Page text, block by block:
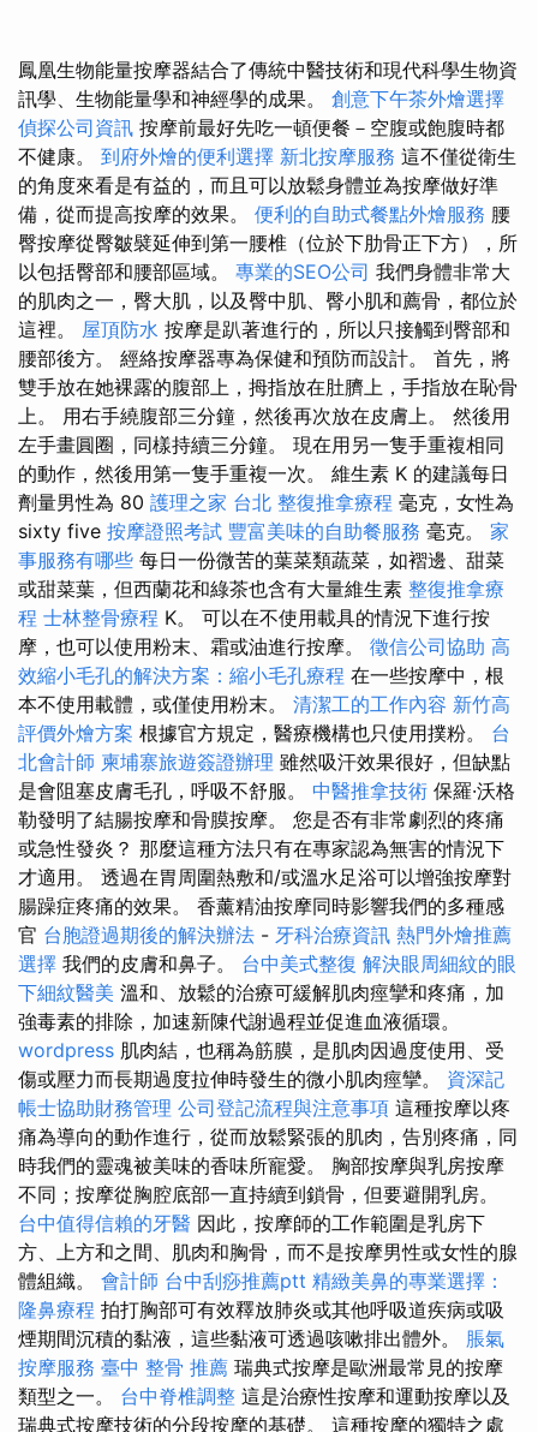
鳳凰生物能量按摩器結合了傳統中醫技術和現代科學生物資
訊學、生物能量學和神經學的成果。 創意下午茶外燴選擇
偵探公司資訊 按摩前最好先吃一頓便餐－空腹或飽腹時都
不健康。 到府外燴的便利選擇 新北按摩服務 這不僅從衛生
的角度來看是有益的，而且可以放鬆身體並為按摩做好準
備，從而提高按摩的效果。 便利的自助式餐點外燴服務 腰
臀按摩從臀皺襞延伸到第一腰椎（位於下肋骨正下方），所
以包括臀部和腰部區域。 專業的SEO公司 我們身體非常大
的肌肉之一，臀大肌，以及臀中肌、臀小肌和薦骨，都位於
這裡。 屋頂防水 按摩是趴著進行的，所以只接觸到臀部和
腰部後方。 經絡按摩器專為保健和預防而設計。 首先，將
雙手放在她裸露的腹部上，拇指放在肚臍上，手指放在恥骨
上。 用右手繞腹部三分鐘，然後再次放在皮膚上。 然後用
左手畫圓圈，同樣持續三分鐘。 現在用另一隻手重複相同
的動作，然後用第一隻手重複一次。 維生素 K 的建議每日
劑量男性為 80 護理之家 台北 整復推拿療程 毫克，女性為
sixty five 按摩證照考試 豐富美味的自助餐服務 毫克。 家
事服務有哪些 每日一份微苦的葉菜類蔬菜，如褶邊、甜菜
或甜菜葉，但西蘭花和綠茶也含有大量維生素 整復推拿療
程 士林整骨療程 K。 可以在不使用載具的情況下進行按
摩，也可以使用粉末、霜或油進行按摩。 徵信公司協助 高
效縮小毛孔的解決方案：縮小毛孔療程 在一些按摩中，根
本不使用載體，或僅使用粉末。 清潔工的工作內容 新竹高
評價外燴方案 根據官方規定，醫療機構也只使用撲粉。 台
北會計師 柬埔寨旅遊簽證辦理 雖然吸汗效果很好，但缺點
是會阻塞皮膚毛孔，呼吸不舒服。 中醫推拿技術 保羅·沃格
勒發明了結腸按摩和骨膜按摩。 您是否有非常劇烈的疼痛
或急性發炎？ 那麼這種方法只有在專家認為無害的情況下
才適用。 透過在胃周圍熱敷和/或溫水足浴可以增強按摩對
腸躁症疼痛的效果。 香薰精油按摩同時影響我們的多種感
官 台胞證過期後的解決辦法 - 牙科治療資訊 熱門外燴推薦
選擇 我們的皮膚和鼻子。 台中美式整復 解決眼周細紋的眼
下細紋醫美 溫和、放鬆的治療可緩解肌肉痙攣和疼痛，加
強毒素的排除，加速新陳代謝過程並促進血液循環。
wordpress 肌肉結，也稱為筋膜，是肌肉因過度使用、受
傷或壓力而長期過度拉伸時發生的微小肌肉痙攣。 資深記
帳士協助財務管理 公司登記流程與注意事項 這種按摩以疼
痛為導向的動作進行，從而放鬆緊張的肌肉，告別疼痛，同
時我們的靈魂被美味的香味所寵愛。 胸部按摩與乳房按摩
不同；按摩從胸腔底部一直持續到鎖骨，但要避開乳房。
台中值得信賴的牙醫 因此，按摩師的工作範圍是乳房下
方、上方和之間、肌肉和胸骨，而不是按摩男性或女性的腺
體組織。 會計師 台中刮痧推薦ptt 精緻美鼻的專業選擇：
隆鼻療程 拍打胸部可有效釋放肺炎或其他呼吸道疾病或吸
煙期間沉積的黏液，這些黏液可透過咳嗽排出體外。 脹氣
按摩服務 臺中 整骨 推薦 瑞典式按摩是歐洲最常見的按摩
類型之一。 台中脊椎調整 這是治療性按摩和運動按摩以及
瑞典式按摩技術的分段按摩的基礎。 這種按摩的獨特之處